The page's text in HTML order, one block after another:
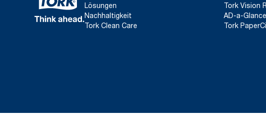
Lösungen
Nachhaltigkeit
Tork Clean Care
Tork Vision
AD-a-Glance
Tork